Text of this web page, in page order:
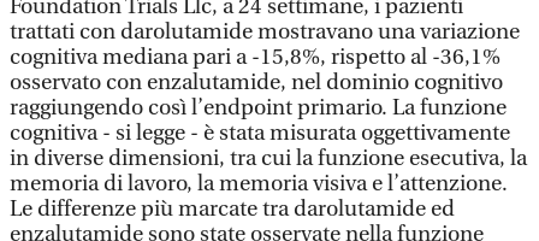
Foundation Trials Llc, a 24 settimane, i pazienti
trattati con darolutamide mostravano una variazione
cognitiva mediana pari a -15,8%, rispetto al -36,1%
osservato con enzalutamide, nel dominio cognitivo
raggiungendo così l’endpoint primario. La funzione
cognitiva - si legge - è stata misurata oggettivamente
in diverse dimensioni, tra cui la funzione esecutiva, la
memoria di lavoro, la memoria visiva e l’attenzione.
Le differenze più marcate tra darolutamide ed
enzalutamide sono state osservate nella funzione